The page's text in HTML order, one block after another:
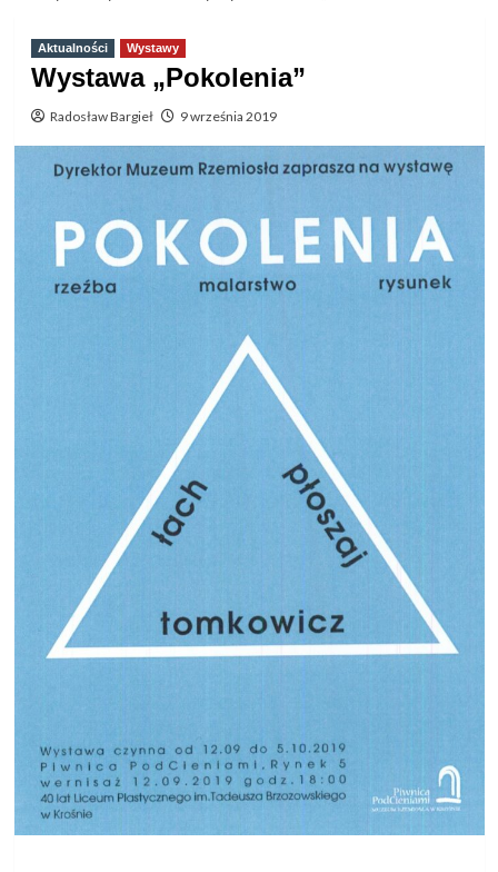
Aktualności Wystawy
Wystawa „Pokolenia”
Radosław Bargieł 9 września 2019